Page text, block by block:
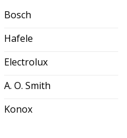
Bosch
Hafele
Electrolux
A. O. Smith
Konox